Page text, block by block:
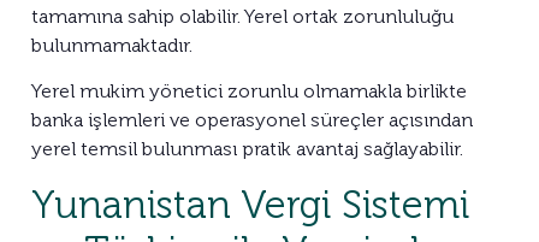
tamamına sahip olabilir. Yerel ortak zorunluluğu
bulunmamaktadır.
Yerel mukim yönetici zorunlu olmamakla birlikte
banka işlemleri ve operasyonel süreçler açısından
yerel temsil bulunması pratik avantaj sağlayabilir.
Yunanistan Vergi Sistemi